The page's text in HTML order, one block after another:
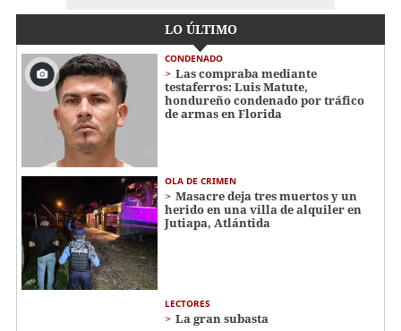
LO ÚLTIMO
CONDENADO
Las compraba mediante
testaferros: Luis Matute,
hondureño condenado por tráfico
de armas en Florida
OLA DE CRIMEN
Masacre deja tres muertos y un
herido en una villa de alquiler en
Jutiapa, Atlántida
LECTORES
La gran subasta